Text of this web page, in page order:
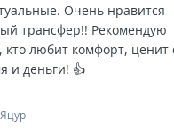
Очень нравится
трансфер!! Рекомендую
кто любит комфорт, ценит
и деньги! 👍